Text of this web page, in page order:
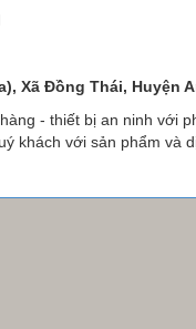
Xã Đồng Thái, Huyện
- thiết bị an ninh với
khách với sản phẩm và